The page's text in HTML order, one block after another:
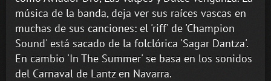
música de la banda, deja ver sus raíces vascas en
muchas de sus canciones: el 'riff' de 'Champion
Sound' está sacado de la folclórica 'Sagar Dantza'.
En cambio 'In The Summer' se basa en los sonidos
del Carnaval de Lantz en Navarra.